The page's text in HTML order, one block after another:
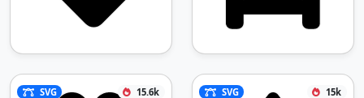
SVG 15.6k SVG 15k